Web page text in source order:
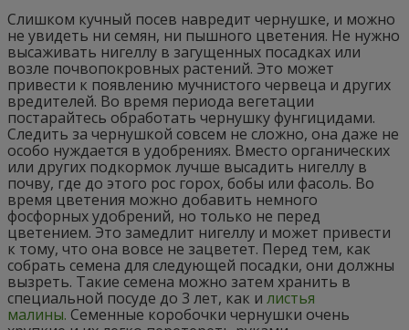
Слишком кучный посев навредит чернушке, и можно
не увидеть ни семян, ни пышного цветения. Не нужно
высаживать нигеллу в загущенных посадках или
возле почвопокровных растений. Это может
привести к появлению мучнистого червеца и других
вредителей. Во время периода вегетации
постарайтесь обработать чернушку фунгицидами.
Следить за чернушкой совсем не сложно, она даже не
особо нуждается в удобрениях. Вместо органических
или других подкормок лучше высадить нигеллу в
почву, где до этого рос горох, бобы или фасоль. Во
время цветения можно добавить немного
фосфорных удобрений, но только не перед
цветением. Это замедлит нигеллу и может привести
к тому, что она вовсе не зацветет. Перед тем, как
собрать семена для следующей посадки, они должны
вызреть. Такие семена можно затем хранить в
специальной посуде до 3 лет, как и листья
малины. Семенные коробочки чернушки очень